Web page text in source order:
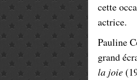
cette
actrice.
Pauline
grand
la joie